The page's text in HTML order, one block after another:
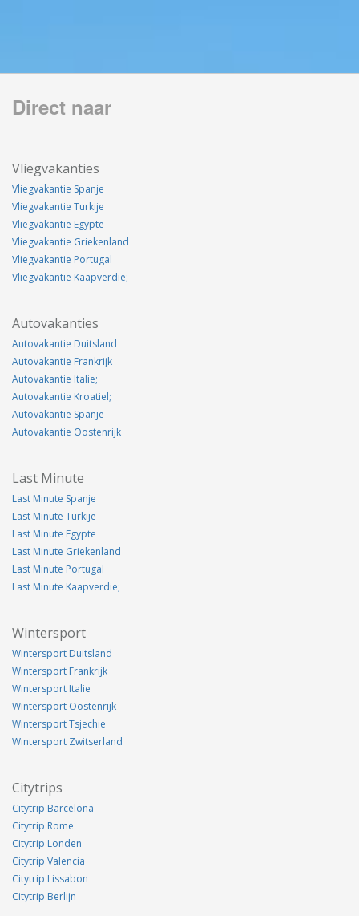
Direct naar
Vliegvakanties
Vliegvakantie Spanje
Vliegvakantie Turkije
Vliegvakantie Egypte
Vliegvakantie Griekenland
Vliegvakantie Portugal
Vliegvakantie Kaapverdie;
Autovakanties
Autovakantie Duitsland
Autovakantie Frankrijk
Autovakantie Italie;
Autovakantie Kroatiel;
Autovakantie Spanje
Autovakantie Oostenrijk
Last Minute
Last Minute Spanje
Last Minute Turkije
Last Minute Egypte
Last Minute Griekenland
Last Minute Portugal
Last Minute Kaapverdie;
Wintersport
Wintersport Duitsland
Wintersport Frankrijk
Wintersport Italie
Wintersport Oostenrijk
Wintersport Tsjechie
Wintersport Zwitserland
Citytrips
Citytrip Barcelona
Citytrip Rome
Citytrip Londen
Citytrip Valencia
Citytrip Lissabon
Citytrip Berlijn